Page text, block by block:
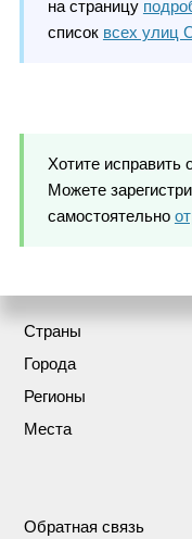
на страницу
список всех улиц
Хотите исправить
Можете
самостоятельно
Страны
Города
Регионы
Места
Обратная связь